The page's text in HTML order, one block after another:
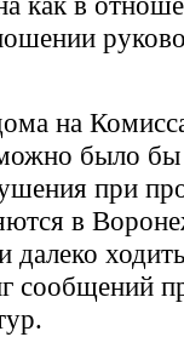
на
было бы
при
в
далеко
сообщений